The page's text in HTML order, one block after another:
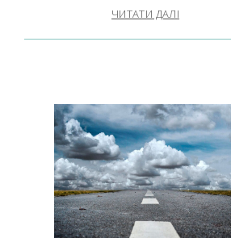
ЧИТАТИ ДАЛІ